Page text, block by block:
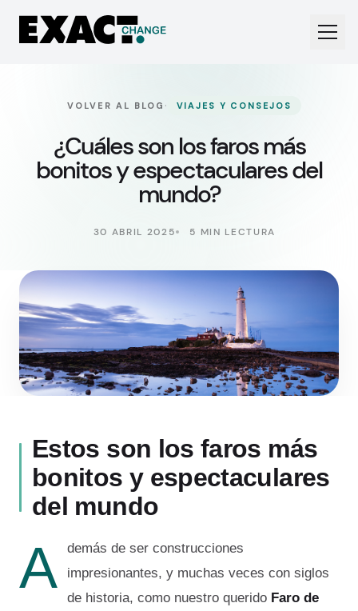
VOLVER AL BLOG · VIAJES Y CONSEJOS
¿Cuáles son los faros más
bonitos y espectaculares del
mundo?
30 ABRIL 2025 5 MIN LECTURA
Estos son los faros más
bonitos y espectaculares
del mundo
A
demás de ser construcciones
impresionantes, y muchas veces con siglos
de historia, como nuestro querido Faro de